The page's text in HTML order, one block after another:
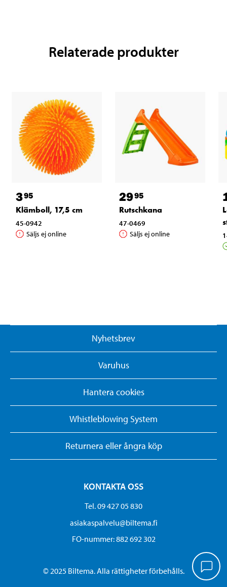
Relaterade produkter
395
Klämboll, 17,5 cm
45-0942
Säljs ej online
2995
Rutschkana
47-0469
Säljs ej online
Nyhetsbrev
Varuhus
Hantera cookies
Whistleblowing System
Returnera eller ångra köp
KONTAKTA OSS
Tel. 09 427 05 830
asiakaspalvelu@biltema.fi
FO-nummer:​ 882 692 302
© 2025 Biltema. Alla rättigheter förbehålls.